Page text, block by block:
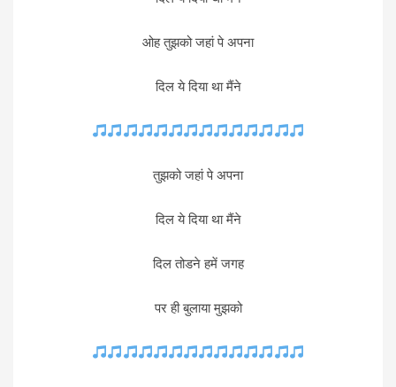
ओह तुझको जहां पे अपना
दिल ये दिया था मैंने
तुझको जहां पे अपना
दिल ये दिया था मैंने
दिल तोडने हमें जगह
पर ही बुलाया मुझको